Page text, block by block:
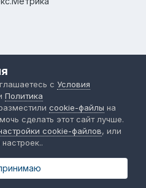
с Условия
Политика
cookie-файлы на
сделать этот сайт лучше.
cookie-файлов, или